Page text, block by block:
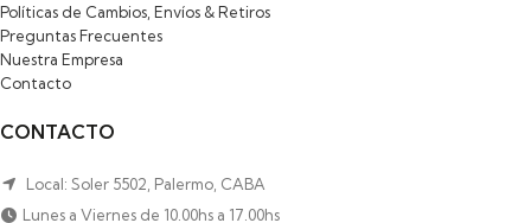
Políticas de Cambios, Envíos & Retiros
Preguntas Frecuentes
Nuestra Empresa
Contacto
CONTACTO
Local: Soler 5502, Palermo, CABA
Lunes a Viernes de 10.00hs a 17.00hs